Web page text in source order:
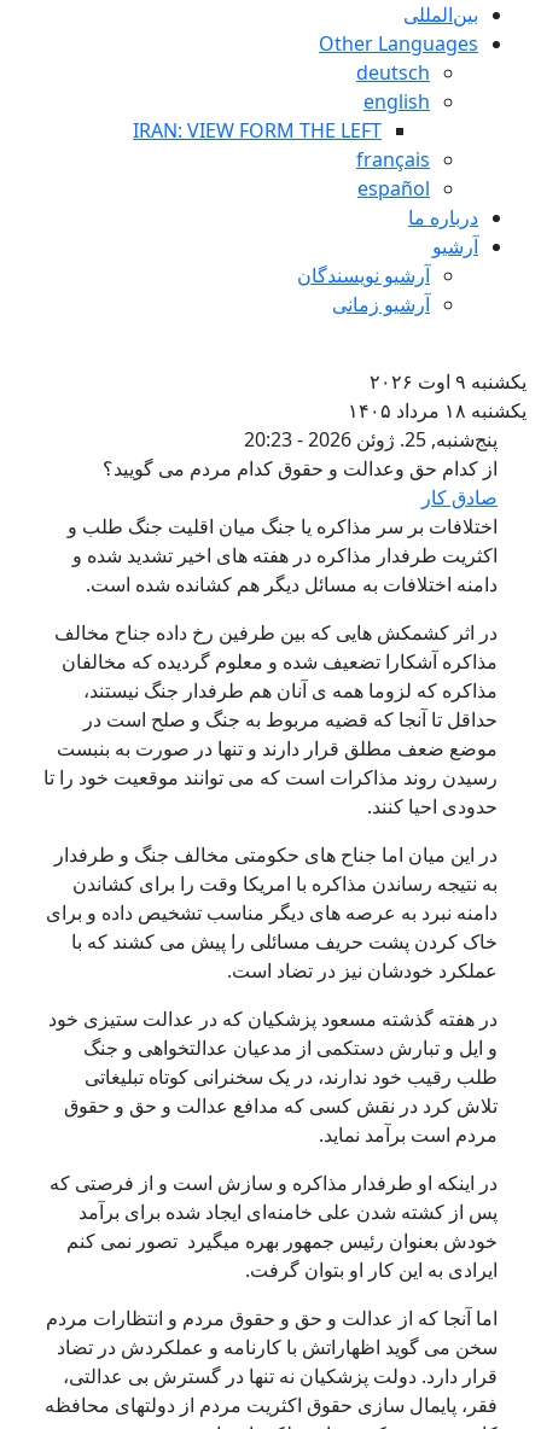
بین‌المللی
Other Languages
deutsch
english
IRAN: VIEW FORM THE LEFT
français
español
درباره ما
آرشیو
آرشیو نویسندگان
آرشیو زمانی
۹ اوت ۲۰۲۶
۱۸ مرداد ۱۴۰۵
از کدام حق وعدالت و حقوق کدام
پنج‌شنبه, 25. ژوئن 2026 - 20:23
از کدام حق وعدالت و حقوق کدام مردم می گویید؟
صادق کار
اختلافات بر سر مذاکرە یا جنگ میان اقلیت جنگ طلب و
اکثریت طرفدار مذاکرە در هفتە های اخیر تشدید شدە و
دامنە اختلافات بە مسائل دیگر هم کشاندە شدە است.
در اثر کشمکش هایی کە بین طرفین رخ دادە جناح مخالف
مذاکرە آشکارا تضعیف شدە و معلوم گردیدە کە مخالفان
مذاکرە کە لزوما همە ی آنان هم طرفدار جنگ نیستند،
حداقل تا آنجا کە قضیە مربوط بە جنگ و صلح است در
موضع ضعف مطلق قرار دارند و تنها در صورت بە بنبست
رسیدن روند مذاکرات است کە می توانند موقعیت خود را تا
حدودی احیا کنند.
در این میان اما جناح های حکومتی مخالف جنگ و طرفدار
بە نتیجە رساندن مذاکرە با امریکا وقت را برای کشاندن
دامنە نبرد بە عرصە های دیگر مناسب تشخیص دادە و برای
خاک کردن پشت حریف مسائلی را پیش می کشند کە با
عملکرد خودشان نیز در تضاد است.
در هفتە گذشتە مسعود پزشکیان کە در عدالت ستیزی خود
و ایل و تبارش دستکمی از مدعیان عدالتخواهی و جنگ
طلب رقیب خود ندارند، در یک سخنرانی کوتاە تبلیغاتی
تلاش کرد در نقش کسی کە مدافع عدالت و حق و حقوق
مردم است برآمد نماید.
در اینکە او طرفدار مذاکرە و سازش است و از فرصتی کە
پس از کشتە شدن علی خامنەای ایجاد شدە برای برآمد
خودش بعنوان رئیس جمهور بهرە میگیرد تصور نمی کنم
ایرادی بە این کار او بتوان گرفت.
اما آنجا کە از عدالت و حق و حقوق مردم و انتظارات مردم
سخن می گوید اظهاراتش با کارنامە و عملکردش در تضاد
قرار دارد. دولت پزشکیان نە تنها در گسترش بی عدالتی،
فقر، پایمال سازی حقوق اکثریت مردم از دولتهای محافظە